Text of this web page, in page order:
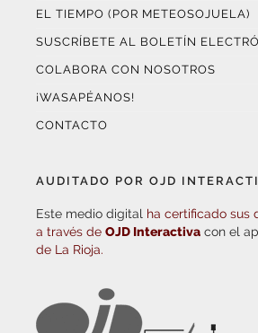
EL TIEMPO (POR METEOSOJUELA)
SUSCRÍBETE AL BOLETÍN
COLABORA CON NOSOTROS
¡WASAPÉANOS!
CONTACTO
AUDITADO POR OJD
Este medio digital ha certificado sus
a través de OJD Interactiva con el
de La Rioja.